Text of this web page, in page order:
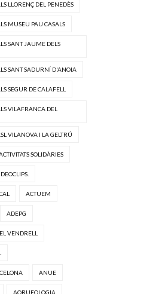
LLORENÇ DEL PENEDÈS
MUSEU PAU CASALS
SANT JAUME DELS
SANT SADURNÍ D'ANOIA
SEGUR DE CALAFELL
VILAFRANCA DEL
VILANOVA I LA GELTRÚ
SOLIDÀRIES
ACTUEM
ADEPG
VENDRELL
ANUE
AQRUEOLOGIA